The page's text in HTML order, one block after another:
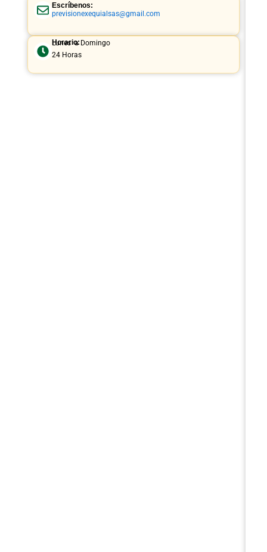
Escríbenos:
previsionexequialsas@gmail.com
Horario:
Lunes a Domingo
24 Horas